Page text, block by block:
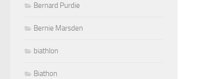
Bernard Purdie
Bernie Marsden
biathlon
Biathon